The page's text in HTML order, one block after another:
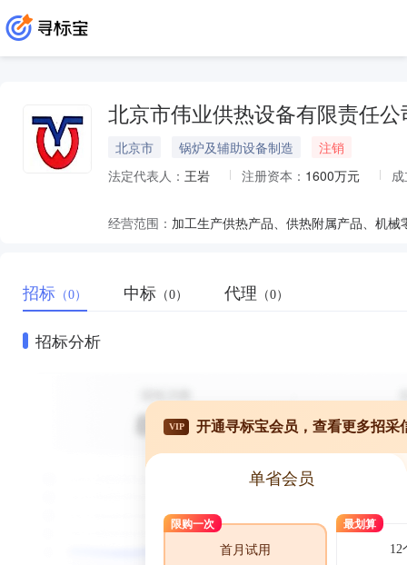
北京市伟业供热设备有限责任公
北京市 锅炉及辅助设备制造
注销
法定代表人： 王岩 注册资本： 1600万元
经营范围：
招标 （0） 中标 （0） 代理 （0）
招标分析
VIP 开通寻标宝会员，查看更多招采
单省会员
限购一次
首月试用
最划算
12